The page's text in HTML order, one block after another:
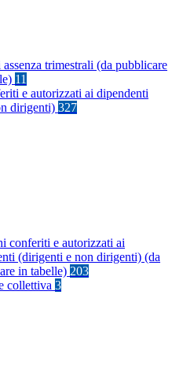
assenza trimestrali (da pubblicare
11
e autorizzati ai dipendenti
dirigenti) 327
conferiti e autorizzati ai
(dirigenti e non dirigenti) (da
in tabelle) 203
collettiva 3